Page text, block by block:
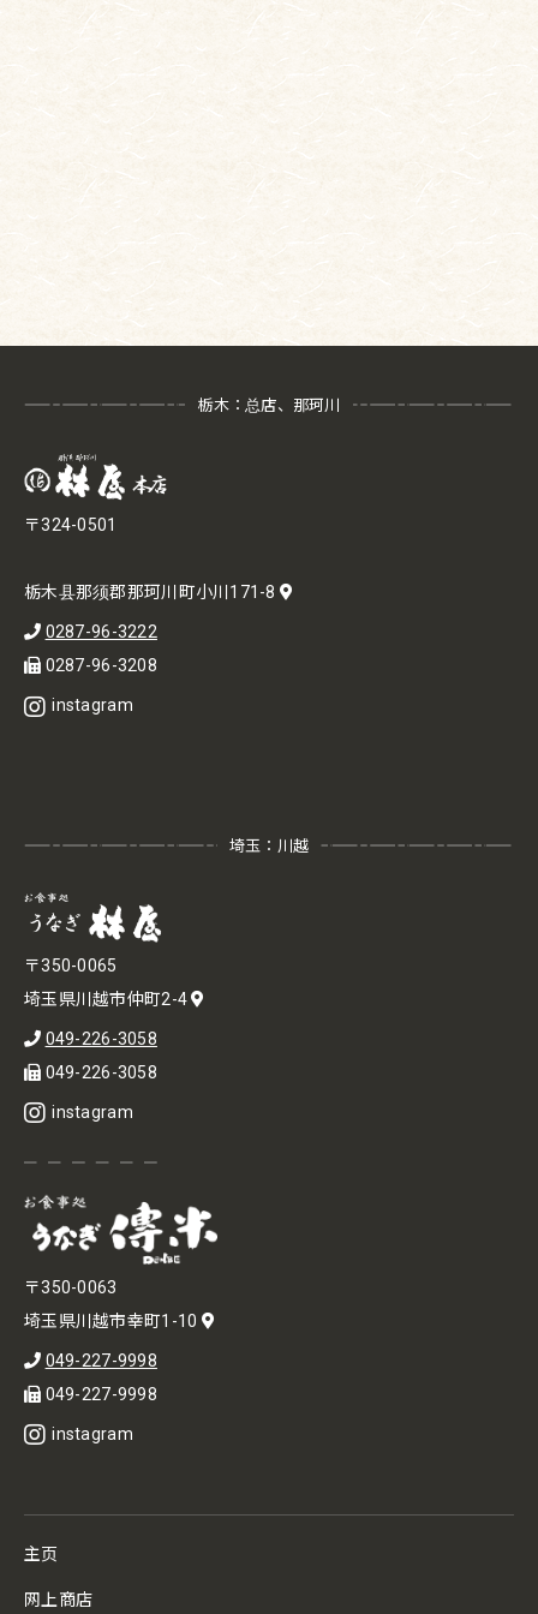
栃木：总店、那珂川
〒324-0501
栃木县那须郡那珂川町小川171-8
0287-96-3222
0287-96-3208
instagram
埼玉：川越
〒350-0065
埼玉県川越市仲町2-4
049-226-3058
049-226-3058
instagram
〒350-0063
埼玉県川越市幸町1-10
049-227-9998
049-227-9998
instagram
主页
网上商店